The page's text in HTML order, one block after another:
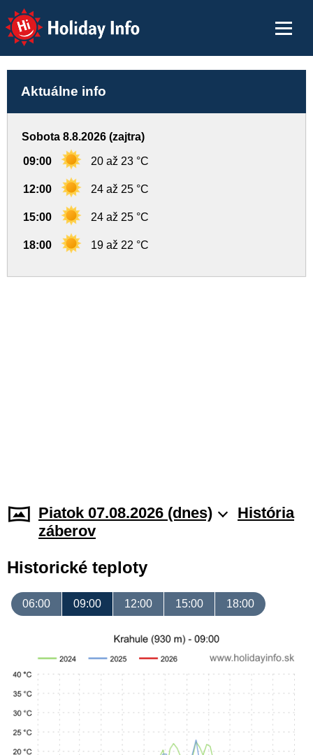
Holiday Info
Aktuálne info
Sobota 8.8.2026 (zajtra)
09:00 20 až 23 °C
12:00 24 až 25 °C
15:00 24 až 25 °C
18:00 19 až 22 °C
Piatok 07.08.2026 (dnes)
História
záberov
Historické teploty
06:00 09:00 12:00 15:00 18:00